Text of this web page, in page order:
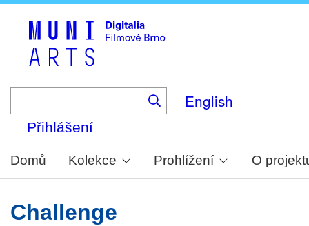
English
Přihlášení
Domů Kolekce Prohlížení O
Challenge